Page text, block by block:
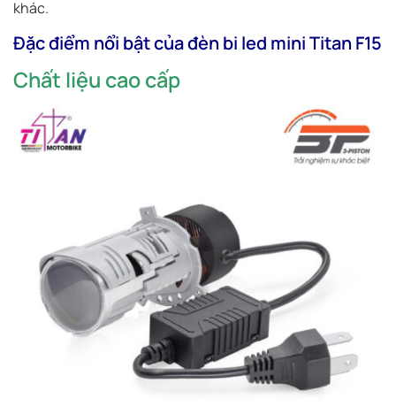
khác.
Đặc điểm nổi bật của đèn bi led mini Titan F15
Chất liệu cao cấp